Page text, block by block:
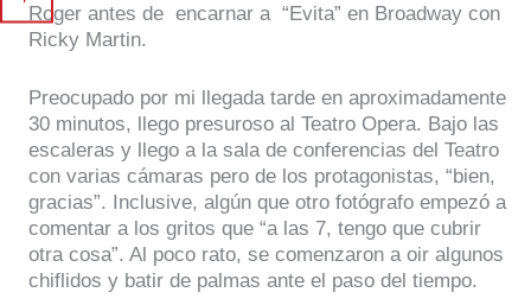
Roger antes de encarnar a “Evita” en Broadway con
Ricky Martin.
Preocupado por mi llegada tarde en aproximadamente
30 minutos, llego presuroso al Teatro Opera. Bajo las
escaleras y llego a la sala de conferencias del Teatro
con varias cámaras pero de los protagonistas, “bien,
gracias”. Inclusive, algún que otro fotógrafo empezó a
comentar a los gritos que “a las 7, tengo que cubrir
otra cosa”. Al poco rato, se comenzaron a oir algunos
chiflidos y batir de palmas ante el paso del tiempo.